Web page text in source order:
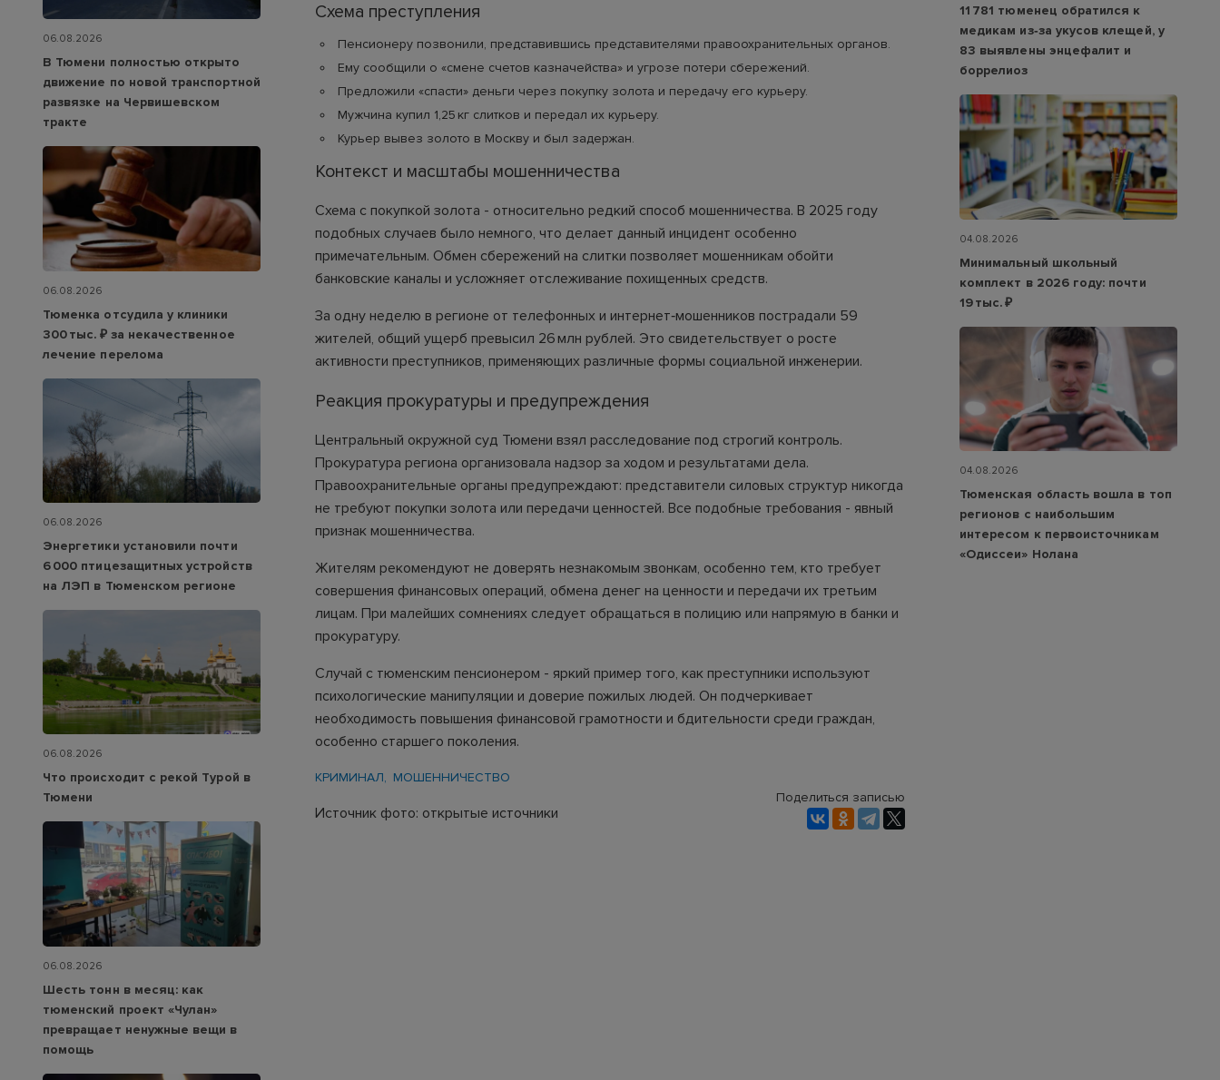
Схема преступления
Пенсионеру позвонили, представившись представителями правоохранительных органов.
Ему сообщили о «смене счетов казначейства» и угрозе потери сбережений.
Предложили «спасти» деньги через покупку золота и передачу его курьеру.
Мужчина купил 1,25 кг слитков и передал их курьеру.
Курьер вывез золото в Москву и был задержан.
Контекст и масштабы мошенничества
Схема с покупкой золота - относительно редкий способ мошенничества. В 2025 году
подобных случаев было немного, что делает данный инцидент особенно
примечательным. Обмен сбережений на слитки позволяет мошенникам обойти
банковские каналы и усложняет отслеживание похищенных средств.
За одну неделю в регионе от телефонных и интернет‑мошенников пострадали 59
жителей, общий ущерб превысил 26 млн рублей. Это свидетельствует о росте
активности преступников, применяющих различные формы социальной инженерии.
Реакция прокуратуры и предупреждения
Центральный окружной суд Тюмени взял расследование под строгий контроль.
Прокуратура региона организовала надзор за ходом и результатами дела.
Правоохранительные органы предупреждают: представители силовых структур никогда
не требуют покупки золота или передачи ценностей. Все подобные требования - явный
признак мошенничества.
Жителям рекомендуют не доверять незнакомым звонкам, особенно тем, кто требует
совершения финансовых операций, обмена денег на ценности и передачи их третьим
лицам. При малейших сомнениях следует обращаться в полицию или напрямую в банки и
прокуратуру.
Случай с тюменским пенсионером - яркий пример того, как преступники используют
психологические манипуляции и доверие пожилых людей. Он подчеркивает
необходимость повышения финансовой грамотности и бдительности среди граждан,
особенно старшего поколения.
КРИМИНАЛ МОШЕННИЧЕСТВО
Источник фото: открытые источники
Поделиться записью
06.08.2026
В Тюмени полностью открыто
движение по новой транспортной
развязке на Червишевском
тракте
06.08.2026
Тюменка отсудила у клиники
300 тыс. ₽ за некачественное
лечение перелома
06.08.2026
Энергетики установили почти
6 000 птицезащитных устройств
на ЛЭП в Тюменском регионе
06.08.2026
Что происходит с рекой Турой в
Тюмени
06.08.2026
Шесть тонн в месяц: как
тюменский проект «Чулан»
превращает ненужные вещи в
помощь
11 781 тюменец обратился к
медикам из‑за укусов клещей, у
83 выявлены энцефалит и
боррелиоз
04.08.2026
Минимальный школьный
комплект в 2026 году: почти
19 тыс. ₽
04.08.2026
Тюменская область вошла в топ
регионов с наибольшим
интересом к первоисточникам
«Одиссеи» Нолана